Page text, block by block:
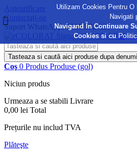
Autentificare
Contactați-ne
Suport WhatsApp:0730 372 355
Tasteaza si caută aici produse dupa
Coş 0 Produs Produse (gol)
Niciun produs
Urmeaza a se stabili Livrare
0,00 lei Total
Prețurile nu includ TVA
Plăteşte
Utilizam Cookies Pentru
Navigati
Navigand În Continuare
Cookies si cu